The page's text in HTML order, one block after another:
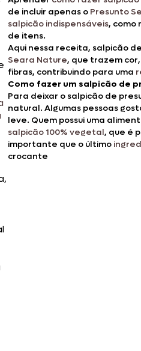
de incluir apenas o Presunto
salpicão indispensáveis, como
de itens.
Aqui nessa receita, salpicão
Seara Nature, que trazem
fibras, contribuindo para uma
Como fazer um salpicão de
Para deixar o salpicão de
natural. Algumas pessoas
leve. Quem possui uma
salpicão 100% vegetal, que é
importante que o último
crocante